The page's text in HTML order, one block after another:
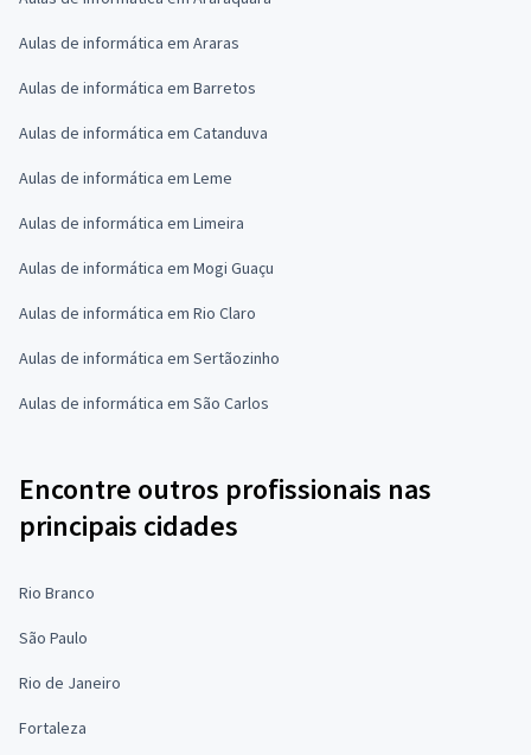
Aulas de informática em Araras
Aulas de informática em Barretos
Aulas de informática em Catanduva
Aulas de informática em Leme
Aulas de informática em Limeira
Aulas de informática em Mogi Guaçu
Aulas de informática em Rio Claro
Aulas de informática em Sertãozinho
Aulas de informática em São Carlos
Encontre outros profissionais nas
principais cidades
Rio Branco
São Paulo
Rio de Janeiro
Fortaleza